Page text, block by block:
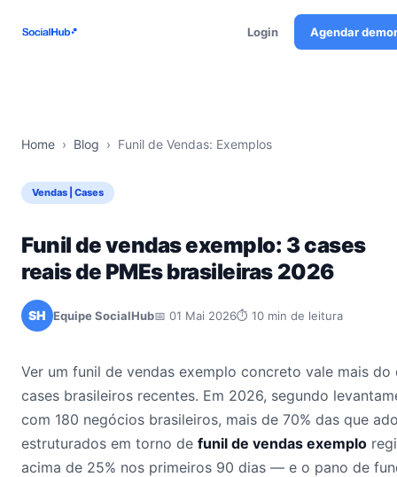
Login Agendar
Home › Blog › Funil de Vendas: Exemplos
Vendas | Cases
Funil de vendas exemplo: 3 cases
reais de PMEs brasileiras 2026
SH Equipe SocialHub📅 01 Mai 2026⏱ 10 min de leitura
Ver um funil de vendas exemplo concreto vale mais
cases brasileiros recentes. Em 2026, segundo
com 180 negócios brasileiros, mais de 70% das que
estruturados em torno de funil de vendas exemplo
acima de 25% nos primeiros 90 dias — e o pano de